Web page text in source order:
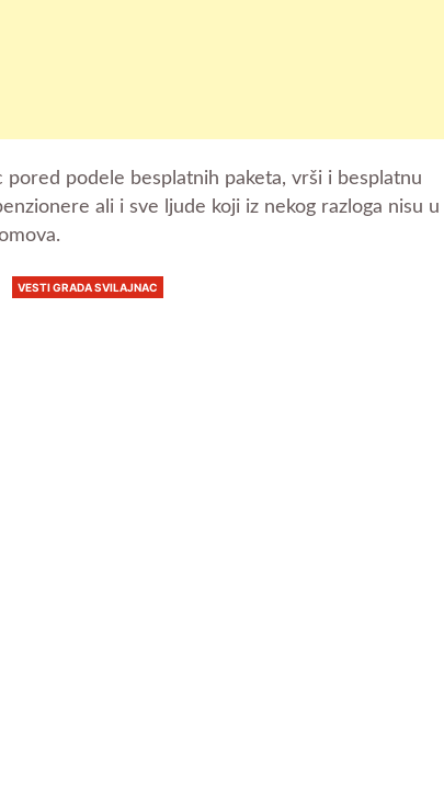
pored podele besplatnih paketa, vrši i besplatnu
ali i sve ljude koji iz nekog razloga nisu u
VESTI GRADA SVILAJNAC